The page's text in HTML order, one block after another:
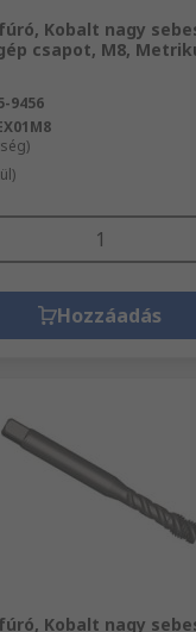
Kobalt nagy
csapot, M8,
9456
Hozzáadás
Kobalt nagy